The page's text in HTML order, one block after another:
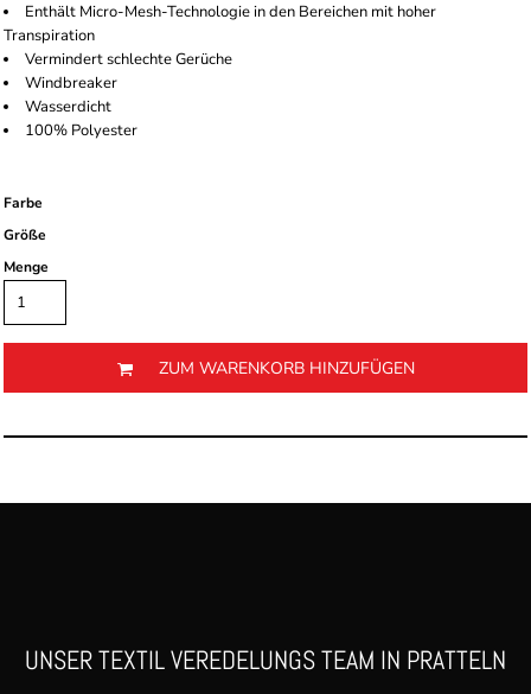
Enthält Micro-Mesh-Technologie in den Bereichen mit hoher
Transpiration
Vermindert schlechte Gerüche
Windbreaker
Wasserdicht
100% Polyester
Farbe
Größe
Menge
ZUM WARENKORB HINZUFÜGEN
UNSER TEXTIL VEREDELUNGS TEAM IN PRATTELN